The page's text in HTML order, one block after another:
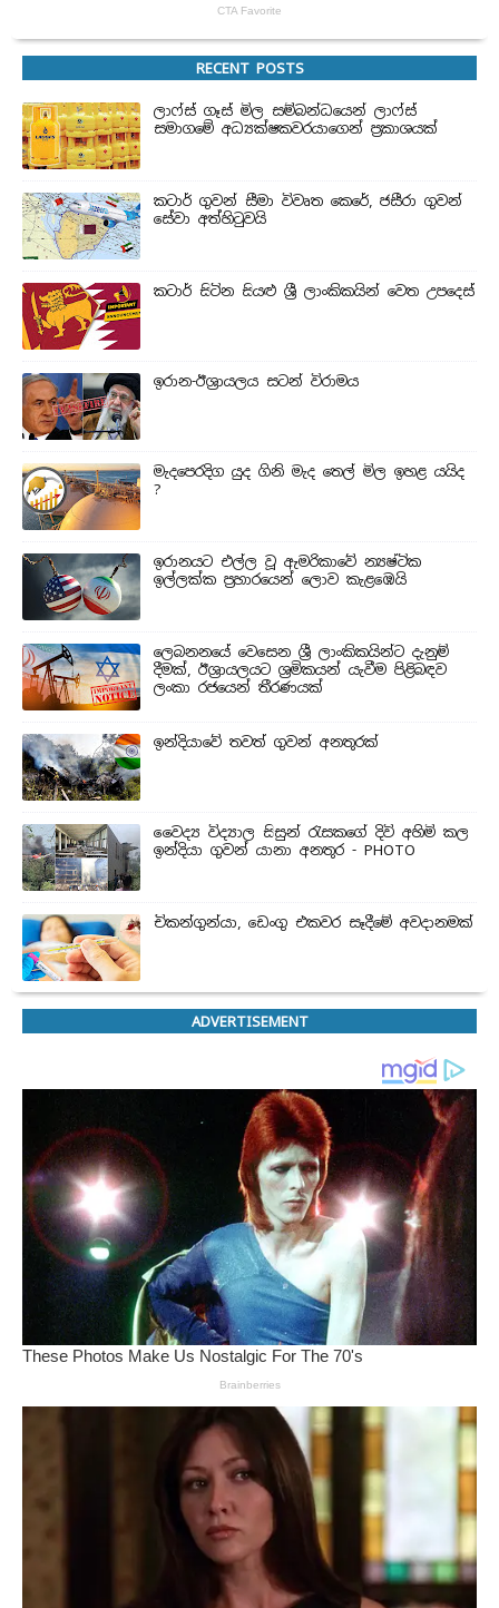
RECENT POSTS
ලාෆ්ස් ගෑස් මිල සම්බන්ධයෙන් ලාෆ්ස්
සමාගමේ අධ්‍යක්ෂකවරයාගෙන් ප්‍රකාශයක්
කටාර් ගුවන් සීමා විවෘත කෙරේ, ජසීරා ගුවන්
සේවා අත්හි‍ටුවයි
කටාර් සිටින සියළු ශ්‍රී ලාංකිකයින් වෙත උපදෙස්
ඉරාන-ඊශ්‍රායලය සටන් විරාමය
මැදපෙරදිග යුද ගිනි මැද තෙල් මිල ඉහළ යයිද
?
ඉරානයට එල්ල වූ ඇමරිකාවේ න්‍යෂ්ටික
ඉල්ලක්ක ප්‍රහාරයෙන් ලොව කැළඹෙයි
ලෙබනනයේ වෙසෙන ශ්‍රී ලාංකිකයින්ට දැනුම්
දීමක්, ඊශ්‍රායලයට ශ්‍රමිකයන් යැවීම පිළිබඳව
ලංකා රජයෙන් තීරණයක්
ඉන්දියාවේ තවත් ගුවන් අනතුරක්
වෛද්‍ය විද්‍යාල සිසුන් ‍රැසකගේ දිවි අහිමි කල
ඉන්දියා ගුවන් යානා අනතුර - PHOTO
චිකන්ගුන්යා, ඩෙංගු එකවර සෑදීමේ අවදානමක්
ADVERTISEMENT